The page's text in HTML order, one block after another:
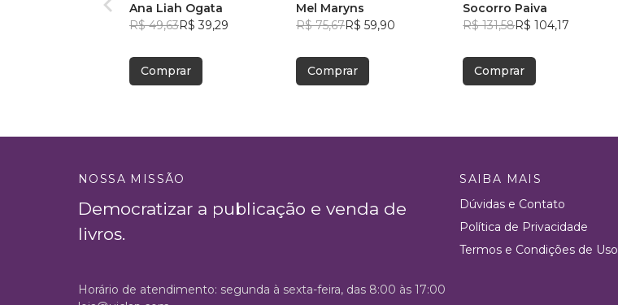
Ana Liah Ogata
R$ 49,63R$ 39,29
Comprar
Mel Maryns
R$ 75,67R$ 59,90
Comprar
Socorro Paiva
R$ 131,58R$ 104,17
Comprar
NOSSA MISSÃO
Democratizar a publicação e venda de
livros.
SAIBA MAIS
Dúvidas e Contato
Política de Privacidade
Termos e Condições de Uso
Horário de atendimento: segunda à sexta-feira, das 8:00 às 17:00